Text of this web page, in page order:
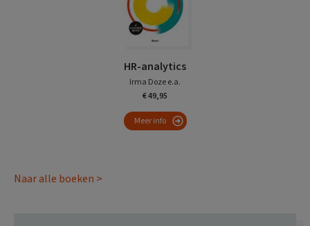
HR-analytics
Irma Doze e.a.
€ 49,95
Meer info
Naar alle boeken >